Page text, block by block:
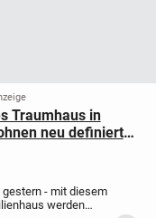
Traumhaus in
neu definiert
- mit diesem
werden